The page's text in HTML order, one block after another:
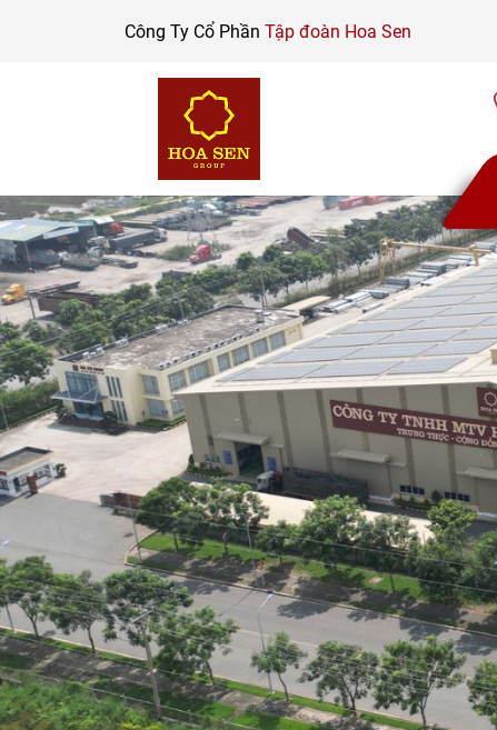
Công Ty Cổ Phần Tập đoàn Hoa Sen